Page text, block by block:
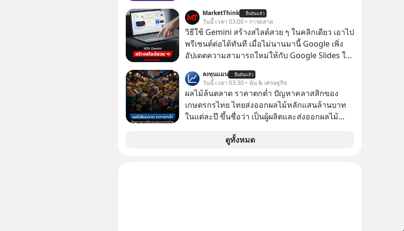
MarketThink ยืนยันแล้ว
วันนี้ เวลา 03:00 • การตลาด
วิธีใช้ Gemini สร้างสไลด์สวย ๆ ในคลิกเดียว เอาไป
พรีเซนต์ต่อได้ทันที เมื่อไม่นานมานี้ Google เพิ่ง
อัปเดตความสามารถใหม่ให้กับ Google Slides ให้
สวย ๆ ได้ในคลิกเดียว ไม่ต้องเสียเวลาทำเองอีกต่อ
ไป
ลงทุนแมน ยืนยันแล้ว
วันนี้ เวลา 03:30 • หุ้น & เศรษฐกิจ
ผลไม้ล้นตลาด ราคาตกต่ำ ปัญหาคลาสสิกของ
เกษตรกรไทย ไทยส่งออกผลไม้หลักแสนล้านบาท
ในแต่ละปี ขึ้นชื่อว่า เป็นผู้ผลิตและส่งออกผลไม้
ดูทั้งหมด